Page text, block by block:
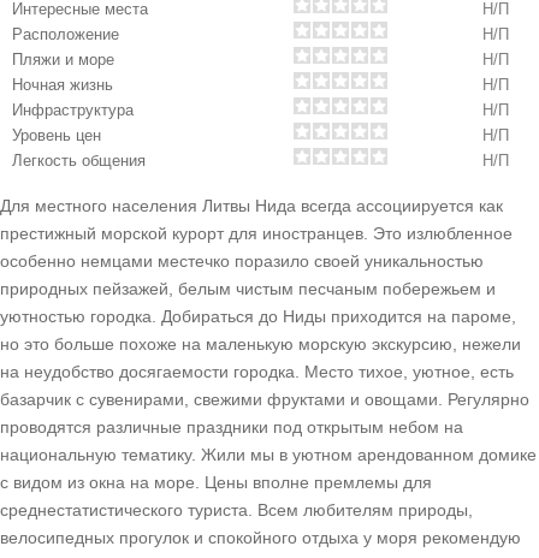
Интересные места
Н/П
Расположение
Н/П
Пляжи и море
Н/П
Ночная жизнь
Н/П
Инфраструктура
Н/П
Уровень цен
Н/П
Легкость общения
Н/П
Для местного населения Литвы Нида всегда ассоциируется как
престижный морской курорт для иностранцев. Это излюбленное
особенно немцами местечко поразило своей уникальностью
природных пейзажей, белым чистым песчаным побережьем и
уютностью городка. Добираться до Ниды приходится на пароме,
но это больше похоже на маленькую морскую экскурсию, нежели
на неудобство досягаемости городка. Место тихое, уютное, есть
базарчик с сувенирами, свежими фруктами и овощами. Регулярно
проводятся различные праздники под открытым небом на
национальную тематику. Жили мы в уютном арендованном домике
с видом из окна на море. Цены вполне премлемы для
среднестатистического туриста. Всем любителям природы,
велосипедных прогулок и спокойного отдыха у моря рекомендую